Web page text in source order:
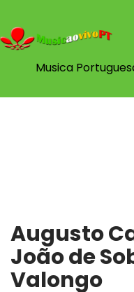
content
Musica
Augusto
João de
Valongo